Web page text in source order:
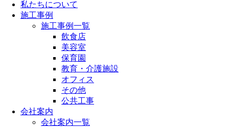
私たちについて
施工事例
施工事例一覧
飲食店
美容室
保育園
教育・介護施設
オフィス
その他
公共工事
会社案内
会社案内一覧